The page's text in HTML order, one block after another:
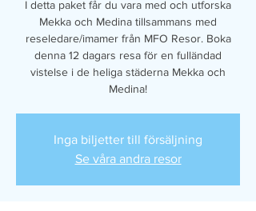
I detta paket får du vara med och utforska
Mekka och Medina tillsammans med
reseledare/imamer från MFO Resor. Boka
denna 12 dagars resa för en fulländad
vistelse i de heliga städerna Mekka och
Medina!
Inga biljetter till försäljning
Se våra andra resor